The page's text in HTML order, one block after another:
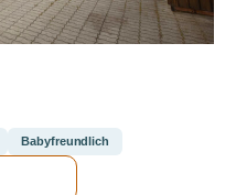
Babyfreundlich